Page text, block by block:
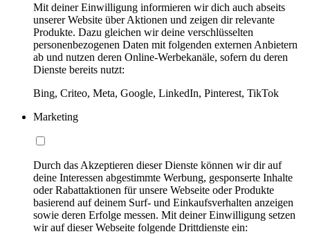
Mit deiner Einwilligung informieren wir dich auch abseits
unserer Website über Aktionen und zeigen dir relevante
Produkte. Dazu gleichen wir deine verschlüsselten
personenbezogenen Daten mit folgenden externen Anbietern
ab und nutzen deren Online-Werbekanäle, sofern du deren
Dienste bereits nutzt:
Bing, Criteo, Meta, Google, LinkedIn, Pinterest, TikTok
Marketing
Durch das Akzeptieren dieser Dienste können wir dir auf
deine Interessen abgestimmte Werbung, gesponserte Inhalte
oder Rabattaktionen für unsere Webseite oder Produkte
basierend auf deinem Surf- und Einkaufsverhalten anzeigen
sowie deren Erfolge messen. Mit deiner Einwilligung setzen
wir auf dieser Webseite folgende Drittdienste ein: